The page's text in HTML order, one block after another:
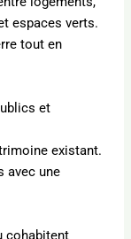
espaces verts.
tout en
et
existant.
avec une
cohabitent